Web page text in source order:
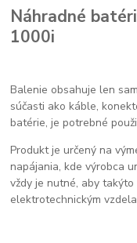
Náhradné
1000i
Balenie obsahuje len
súčasti ako káble,
batérie, je potrebné
Produkt je určený na
napájania, kde výrobca
vždy je nutné, aby
elektrotechnickým